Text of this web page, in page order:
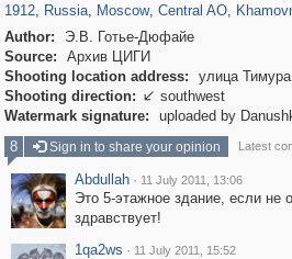
1912, Russia, Moscow, Central AO,
Author:
Э.В. Готье-Дюфайе
Source:
Архив ЦИГИ
Shooting location address:
улица
Shooting direction:  southwest
Watermark signature:
uploaded by
8
Sign in to share your opinion Latest
Abdullah · 11 July 2011, 13:06
Это 5-этажное здание, если
здравствует!
1qa2ws · 11 July 2011, 15:52